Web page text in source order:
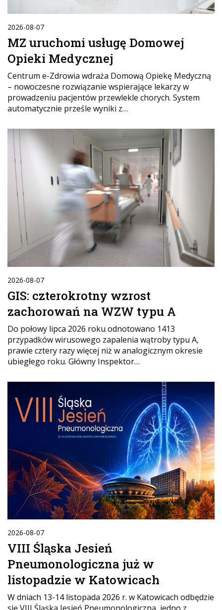
2026-08-07
MZ uruchomi usługę Domowej
Opieki Medycznej
Centrum e-Zdrowia wdraża Domową Opiekę Medyczną
– nowoczesne rozwiązanie wspierające lekarzy w
prowadzeniu pacjentów przewlekle chorych. System
automatycznie prześle wyniki z…
2026-08-07
GIS: czterokrotny wzrost
zachorowań na WZW typu A
Do połowy lipca 2026 roku odnotowano 1413
przypadków wirusowego zapalenia wątroby typu A,
prawie cztery razy więcej niż w analogicznym okresie
ubiegłego roku. Główny Inspektor…
2026-08-07
VIII Śląska Jesień
Pneumonologiczna już w
listopadzie w Katowicach
W dniach 13-14 listopada 2026 r. w Katowicach odbędzie